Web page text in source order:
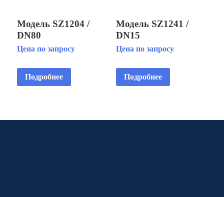
Модель SZ1204 /
DN80
Многоструйная
Цена по запросу
Подробнее
Модель SZ1241 /
DN15
Многоструйная
Цена по запросу
Подробнее